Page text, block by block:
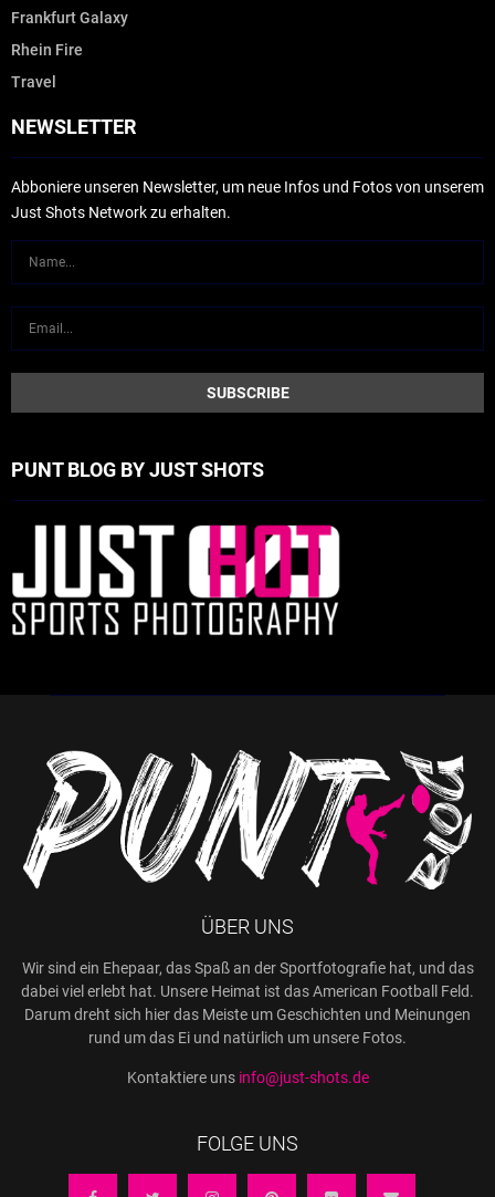
Frankfurt Galaxy
Rhein Fire
Travel
NEWSLETTER
Abboniere unseren Newsletter, um neue Infos und Fotos von unserem
Just Shots Network zu erhalten.
PUNT BLOG BY JUST SHOTS
ÜBER UNS
Wir sind ein Ehepaar, das Spaß an der Sportfotografie hat, und das
dabei viel erlebt hat. Unsere Heimat ist das American Football Feld.
Darum dreht sich hier das Meiste um Geschichten und Meinungen
rund um das Ei und natürlich um unsere Fotos.
Kontaktiere uns info@just-shots.de
FOLGE UNS